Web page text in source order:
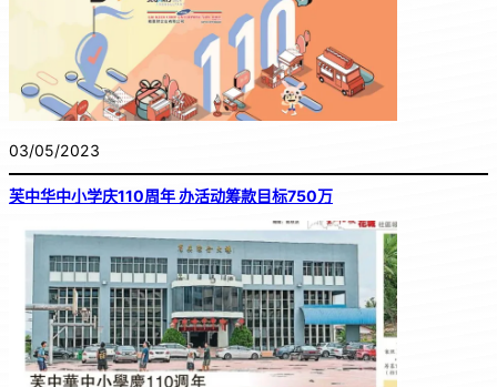
03/05/2023
芙中华中小学庆110周年 办活动筹款目标750万